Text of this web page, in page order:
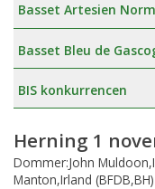
Basset Artesien
Basset Bleu de
BIS konkurrencen
Herning 1
Dommer:John
Manton,Irland (BFDB,BH)